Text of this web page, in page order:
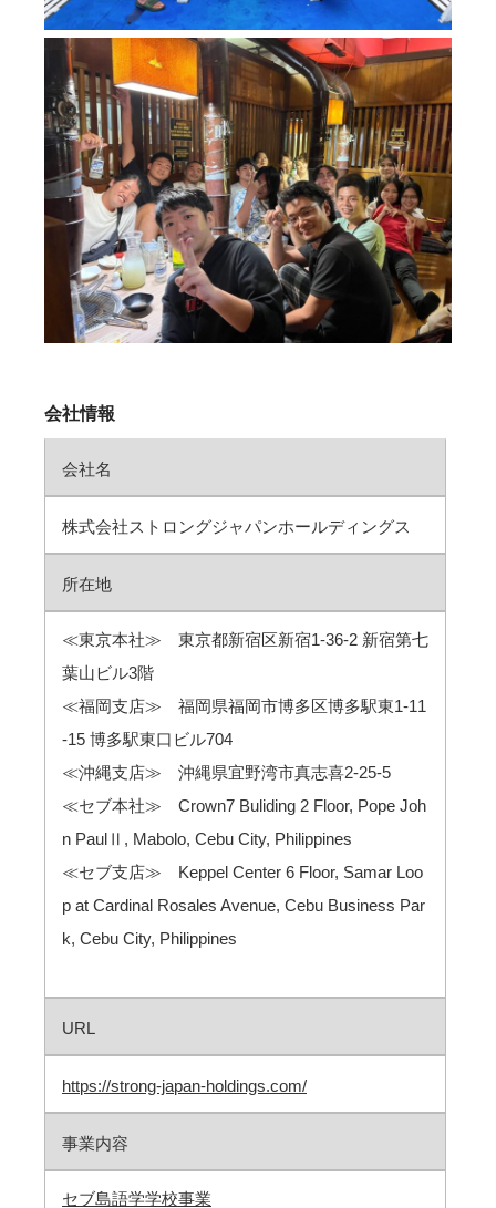
会社情報
会社名
株式会社ストロングジャパンホールディングス
所在地
≪東京本社≫ 東京都新宿区新宿1-36-2 新宿第七
葉山ビル3階
≪福岡支店≫ 福岡県福岡市博多区博多駅東1-11
-15 博多駅東口ビル704
≪沖縄支店≫ 沖縄県宜野湾市真志喜2-25-5
≪セブ本社≫ Crown7 Buliding 2 Floor, Pope Joh
n PaulⅡ, Mabolo, Cebu City, Philippines
≪セブ支店≫ Keppel Center 6 Floor, Samar Loo
p at Cardinal Rosales Avenue, Cebu Business Par
k, Cebu City, Philippines
URL
https://strong-japan-holdings.com/
事業内容
セブ島語学学校事業